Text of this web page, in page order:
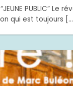
“JEUNE PUBLIC” Le
qui est toujours [...]